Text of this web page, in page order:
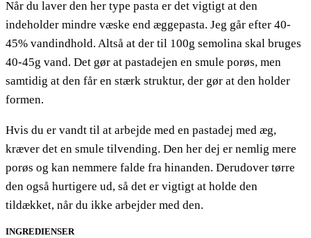
Når du laver den her type pasta er det vigtigt at den
indeholder mindre væske end æggepasta. Jeg går efter 40-
45% vandindhold. Altså at der til 100g semolina skal bruges
40-45g vand. Det gør at pastadejen en smule porøs, men
samtidig at den får en stærk struktur, der gør at den holder
formen.
Hvis du er vandt til at arbejde med en pastadej med æg,
kræver det en smule tilvending. Den her dej er nemlig mere
porøs og kan nemmere falde fra hinanden. Derudover tørre
den også hurtigere ud, så det er vigtigt at holde den
tildækket, når du ikke arbejder med den.
INGREDIENSER